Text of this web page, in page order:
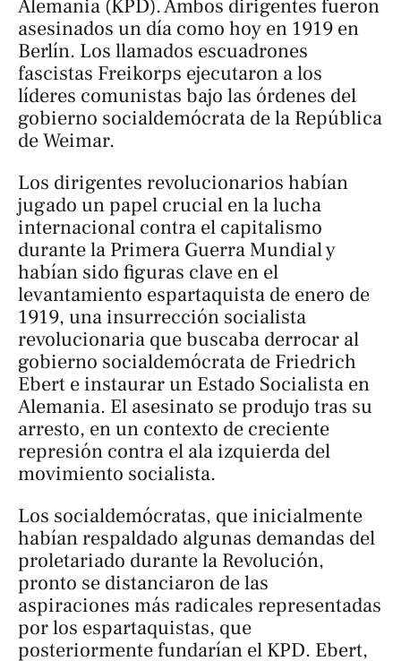
Alemania (KPD). Ambos dirigentes fueron
asesinados un día como hoy en 1919 en
Berlín. Los llamados escuadrones
fascistas Freikorps ejecutaron a los
líderes comunistas bajo las órdenes del
gobierno socialdemócrata de la República
de Weimar.
Los dirigentes revolucionarios habían
jugado un papel crucial en la lucha
internacional contra el capitalismo
durante la Primera Guerra Mundial y
habían sido figuras clave en el
levantamiento espartaquista de enero de
1919, una insurrección socialista
revolucionaria que buscaba derrocar al
gobierno socialdemócrata de Friedrich
Ebert e instaurar un Estado Socialista en
Alemania. El asesinato se produjo tras su
arresto, en un contexto de creciente
represión contra el ala izquierda del
movimiento socialista.
Los socialdemócratas, que inicialmente
habían respaldado algunas demandas del
proletariado durante la Revolución,
pronto se distanciaron de las
aspiraciones más radicales representadas
por los espartaquistas, que
posteriormente fundarían el KPD. Ebert,